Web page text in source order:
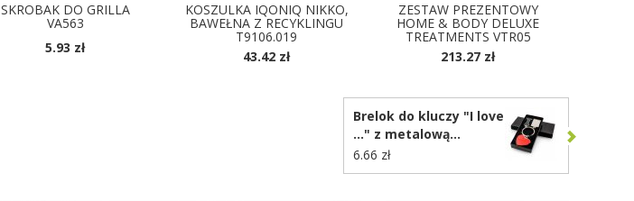
SKROBAK DO GRILLA
VA563
5.93 zł
KOSZULKA IQONIQ NIKKO,
BAWEŁNA Z RECYKLINGU
T9106.019
43.42 zł
ZESTAW PREZENTOWY
HOME & BODY DELUXE
TREATMENTS VTR05
213.27 zł
Brelok do kluczy "I love
..." z metalową
plakietką | Lydus
VA093
6.66 zł